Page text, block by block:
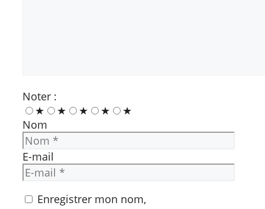
Noter :
★
★ ★ ★
★
Nom
E-mail
Enregistrer mon nom,